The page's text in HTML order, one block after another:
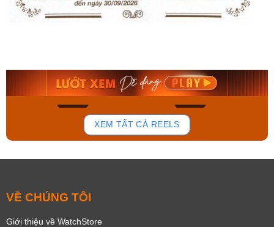
150
Mua ngay Mua ngay
XEM TẤT CẢ REELS
VỀ CHÚNG TÔI
Giới thiệu về WatchStore